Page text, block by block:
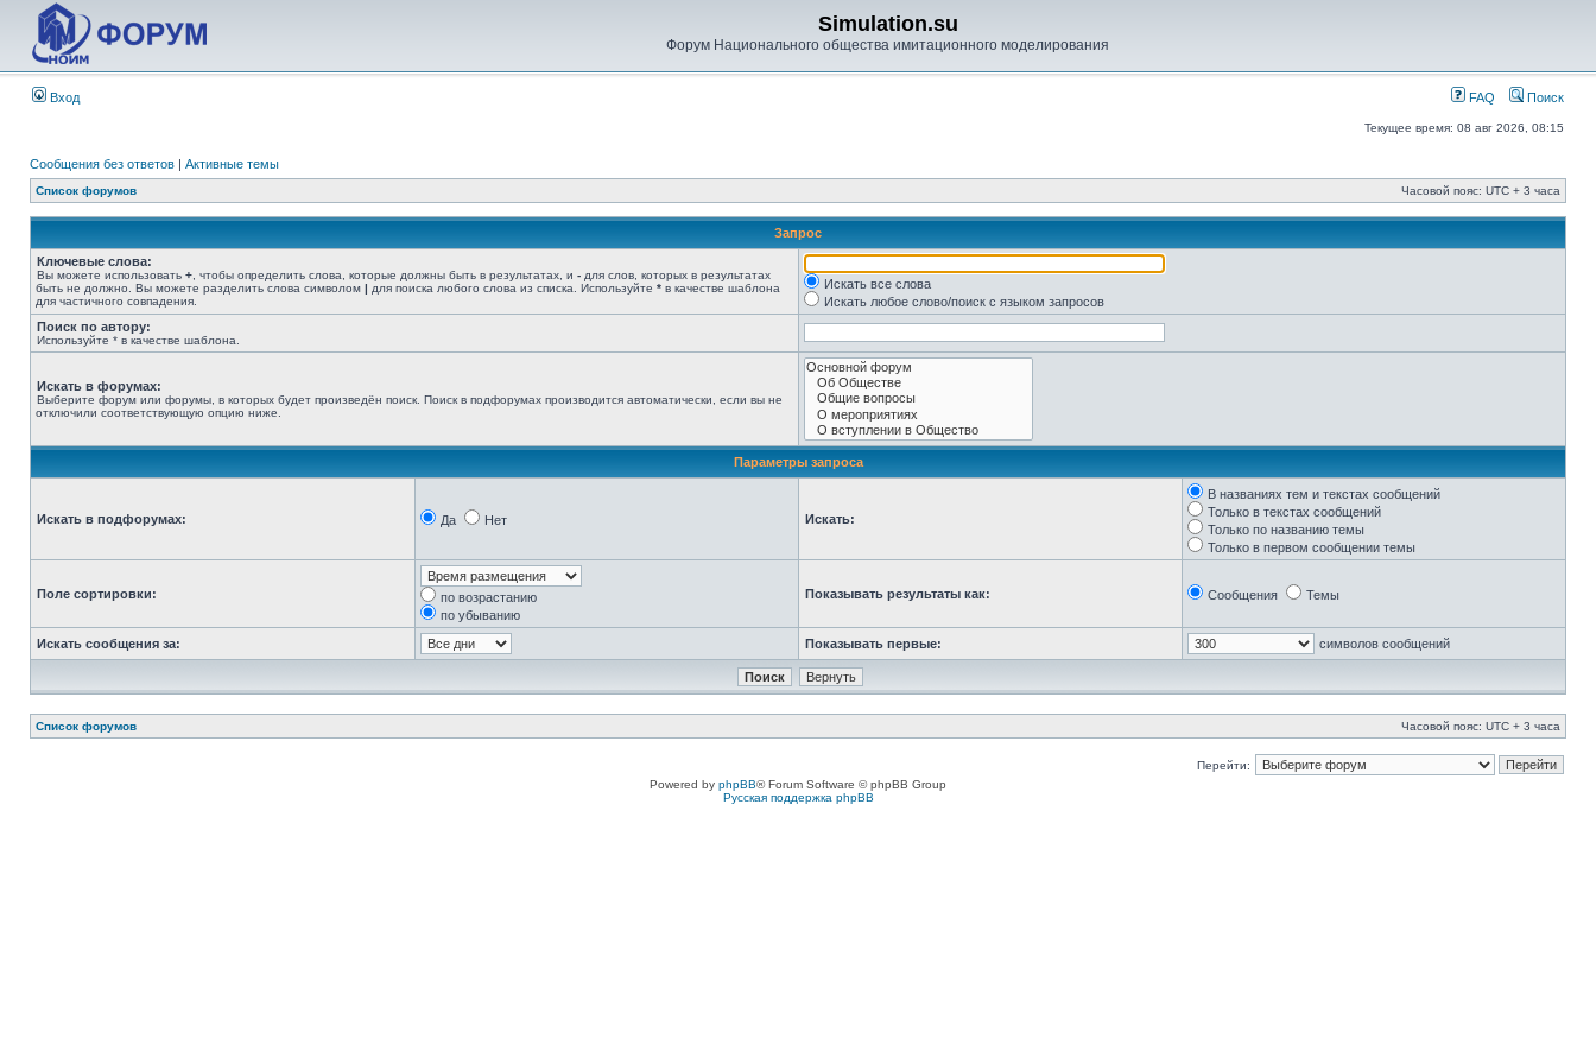
Simulation.su
Форум Национального общества имитационного моделирования
Вход FAQ Поиск
Текущее время: 08 авг 2026, 08:15
Сообщения без ответов | Активные темы
Список форумов Часовой пояс: UTC + 3 часа
Запрос
Ключевые слова:
Вы можете использовать + , чтобы определить слова, которые должны быть в результатах, и - для слов, которых в результатах
быть не должно. Вы можете разделить слова символом | для поиска любого слова из списка. Используйте * в качестве шаблона
для частичного совпадения.
Искать все слова
Искать любое слово/поиск с языком запросов
Поиск по автору:
Используйте * в качестве шаблона.
Искать в форумах:
Выберите форум или форумы, в которых будет произведён поиск. Поиск в подфорумах производится автоматически, если вы не
отключили соответствующую опцию ниже.
Параметры запроса
Искать в подфорумах: Да Нет Искать:
В названиях тем и текстах сообщений
Только в текстах сообщений
Только по названию темы
Только в первом сообщении темы
Поле сортировки:
по возрастанию
по убыванию
Показывать результаты как: Сообщения Темы
Искать сообщения за: Показывать первые: символов сообщений
Список форумов Часовой пояс: UTC + 3 часа
Перейти:
Powered by phpBB® Forum Software © phpBB Group
Русская поддержка phpBB